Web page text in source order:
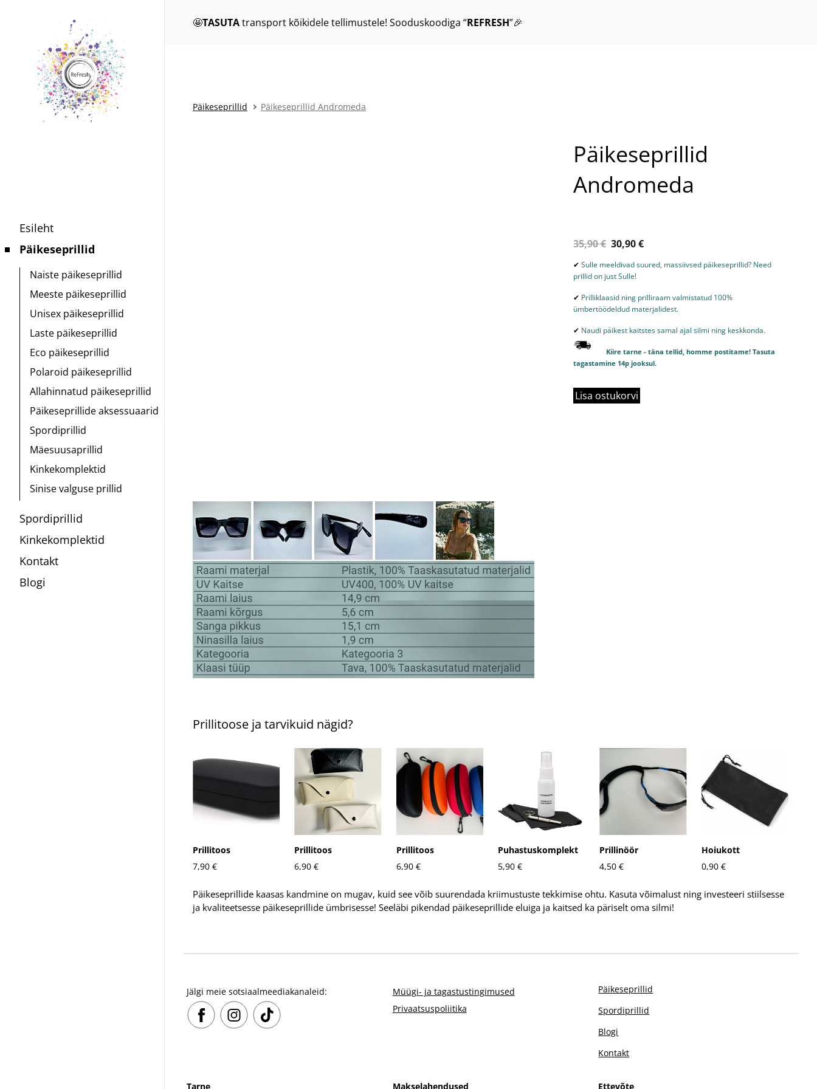
Esileht
Päikeseprillid
Naiste päikeseprillid
Meeste päikeseprillid
Unisex päikeseprillid
Laste päikeseprillid
Eco päikeseprillid
Polaroid päikeseprillid
Allahinnatud päikeseprillid
Päikeseprillide aksessuaarid
Spordiprillid
Mäesuusaprillid
Kinkekomplektid
Sinise valguse prillid
Spordiprillid
Kinkekomplektid
Kontakt
Blogi
🤩TASUTAtransport kõikidele tellimustele! Sooduskoodiga “REFRESH”🎉
Päikeseprillid Päikeseprillid Andromeda
Päikeseprillid
Andromeda
35,90 € 30,90 €
✔ Sulle meeldivad suured, massiivsed päikeseprillid? Need
prillid on just Sulle!
✔ Prilliklaasid ning prilliraam valmistatud 100%
ümbertöödeldud materjalidest.
✔ Naudi päikest kaitstes samal ajal silmi ning keskkonda.
Kiire tarne - täna tellid, homme postitame! Tasuta
tagastamine 14p jooksul.
Lisa ostukorvi
Prillitoose ja tarvikuid nägid?
Prillitoos
7,90 €
Prillitoos
6,90 €
Prillitoos
6,90 €
Puhastuskomplekt
5,90 €
Prillinöör
4,50 €
Hoiukott
0,90 €
Päikeseprillide kaasas kandmine on mugav, kuid see võib suurendada kriimustuste tekkimise ohtu. Kasuta võimalust ning investeeri stiilsesse
ja kvaliteetsesse päikeseprillide ümbrisesse! Seeläbi pikendad päikeseprillide eluiga ja kaitsed ka päriselt oma silmi!
Jälgi meie sotsiaalmeediakanaleid:
Müügi- ja tagastustingimused
Privaatsuspoliitika
Päikeseprillid
Spordiprillid
Blogi
Kontakt
Tarne Makselahendused Ettevõte